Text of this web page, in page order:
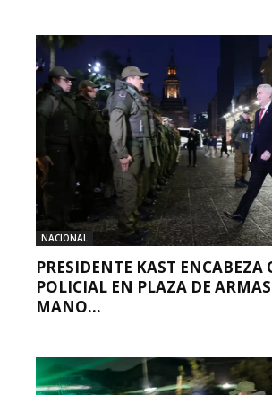
NACIONAL
PRESIDENTE KAST ENCABEZA
POLICIAL EN PLAZA DE
MANO...